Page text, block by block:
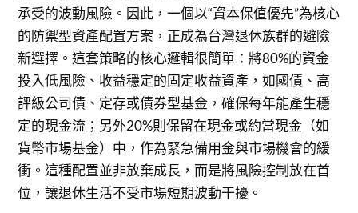
承受的波動風險。因此，一個以“資本保值優先”為核心
的防禦型資產配置方案，正成為台灣退休族群的避險
新選擇。這套策略的核心邏輯很簡單：將80%的資金
投入低風險、收益穩定的固定收益資產，如國債、高
評級公司債、定存或債券型基金，確保每年能產生穩
定的現金流；另外20%則保留在現金或約當現金（如
貨幣市場基金）中，作為緊急備用金與市場機會的緩
衝。這種配置並非放棄成長，而是將風險控制放在首
位，讓退休生活不受市場短期波動干擾。